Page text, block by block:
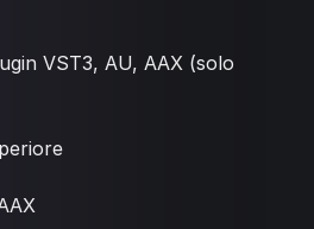
VST3, AU, AAX (solo